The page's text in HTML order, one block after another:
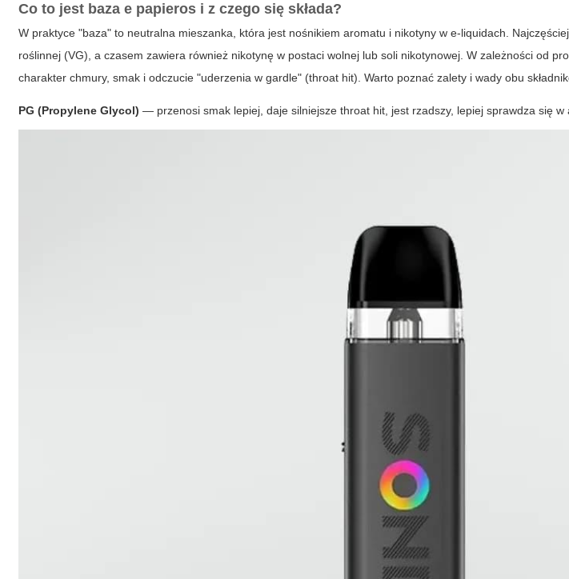
Co to jest baza e papieros i z czego się składa?
W praktyce "baza" to neutralna mieszanka, która jest nośnikiem aromatu i nikotyny w e-liquidach.
roślinnej (VG), a czasem zawiera również nikotynę w postaci wolnej lub soli nikotynowej. W zależności od
charakter chmury, smak i odczucie "uderzenia w gardle" (throat hit). Warto poznać zalety i wady obu
PG (Propylene Glycol) — przenosi smak lepiej, daje silniejsze throat hit, jest rzadszy, lepiej sprawdza się w